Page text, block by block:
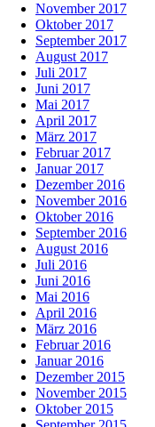
November 2017
Oktober 2017
September 2017
August 2017
Juli 2017
Juni 2017
Mai 2017
April 2017
März 2017
Februar 2017
Januar 2017
Dezember 2016
November 2016
Oktober 2016
September 2016
August 2016
Juli 2016
Juni 2016
Mai 2016
April 2016
März 2016
Februar 2016
Januar 2016
Dezember 2015
November 2015
Oktober 2015